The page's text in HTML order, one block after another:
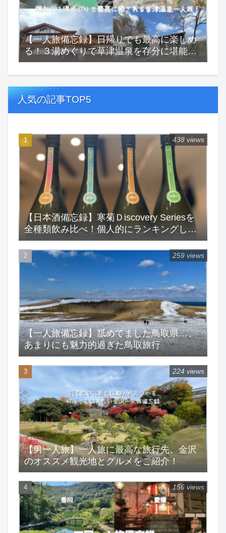
【一人旅備忘録】日帰りでも最高に楽しめ
る！３湯めぐりで草津温泉を存分に堪能す
る一人旅！
人気の記事TOP5
【日本酒備忘録】寒菊Ｄiscovery Seriesを
全種類飲み比べ！個人的にランキングして
みた！
438 views
【一人旅備忘録】舐めてました鳥取県…、
あまりにも魅力的過ぎた鳥取旅行
259 views
【男一人旅】一人旅に最高な旅行先、金沢
のオススメ観光地とグルメをご紹介！
224 views
156 views